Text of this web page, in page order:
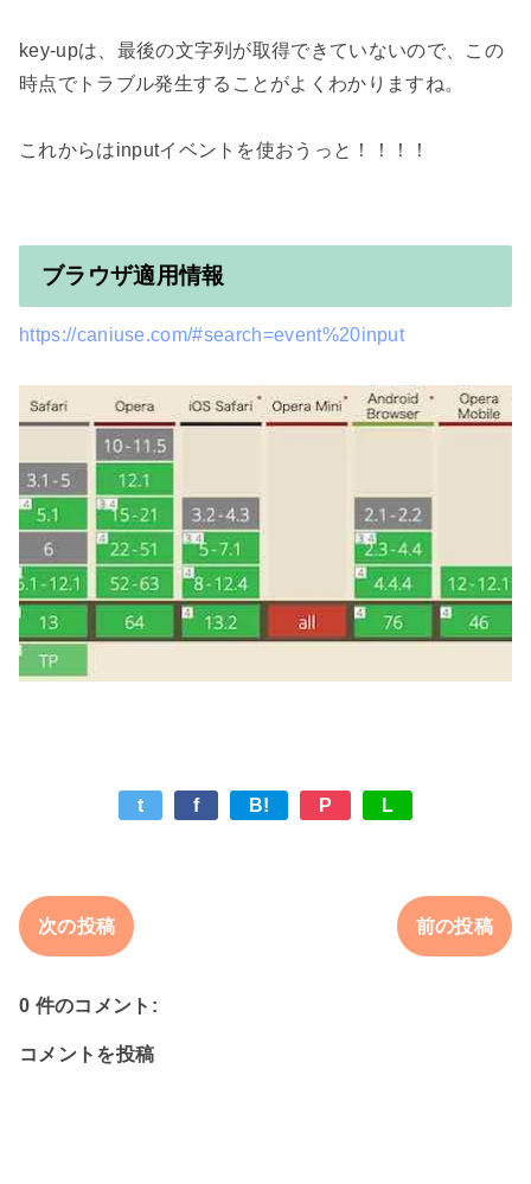
key-upは、最後の文字列が取得できていないので、この
時点でトラブル発生することがよくわかりますね。
これからはinputイベントを使おうっと！！！！
ブラウザ適用情報
https://caniuse.com/#search=event%20input
t f B! P L
次の投稿 前の投稿
0 件のコメント:
コメントを投稿